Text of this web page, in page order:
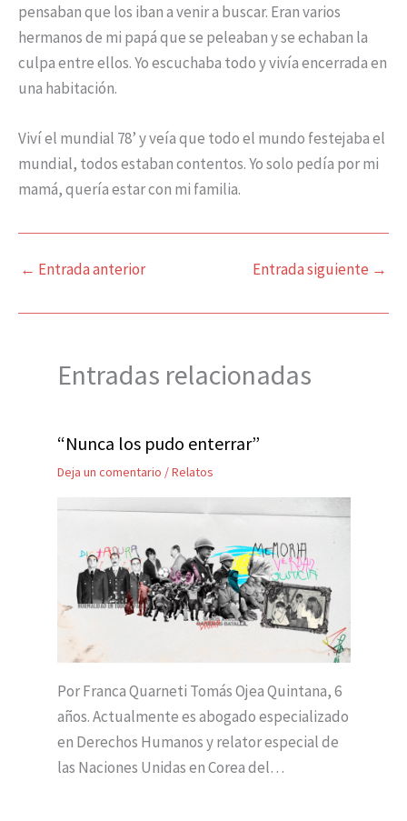
pensaban que los iban a venir a buscar. Eran varios
hermanos de mi papá que se peleaban y se echaban la
culpa entre ellos. Yo escuchaba todo y vivía encerrada en
una habitación.
Viví el mundial 78’ y veía que todo el mundo festejaba el
mundial, todos estaban contentos. Yo solo pedía por mi
mamá, quería estar con mi familia.
← Entrada anterior Entrada siguiente →
Entradas relacionadas
“Nunca los pudo enterrar”
Deja un comentario /Relatos
Por Franca Quarneti Tomás Ojea Quintana, 6
años. Actualmente es abogado especializado
en Derechos Humanos y relator especial de
las Naciones Unidas en Corea del…